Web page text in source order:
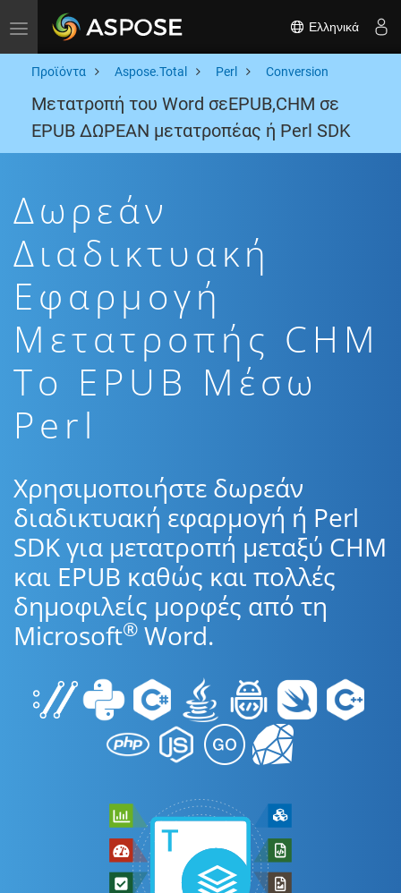
Toggle navigation Ελληνικά
Προϊόντα Aspose.Total Perl Conversion
Μετατροπή του Word σεEPUB,CHM σε
EPUB ΔΩΡΕΑΝ μετατροπέας ή Perl SDK
Δωρεάν
Διαδικτυακή
Εφαρμογή
Μετατροπής CHM
To EPUB Μέσω
Perl
Χρησιμοποιήστε δωρεάν
διαδικτυακή εφαρμογή ή Perl
SDK για μετατροπή μεταξύ CHM
και EPUB καθώς και πολλές
δημοφιλείς μορφές από τη
Microsoft® Word.